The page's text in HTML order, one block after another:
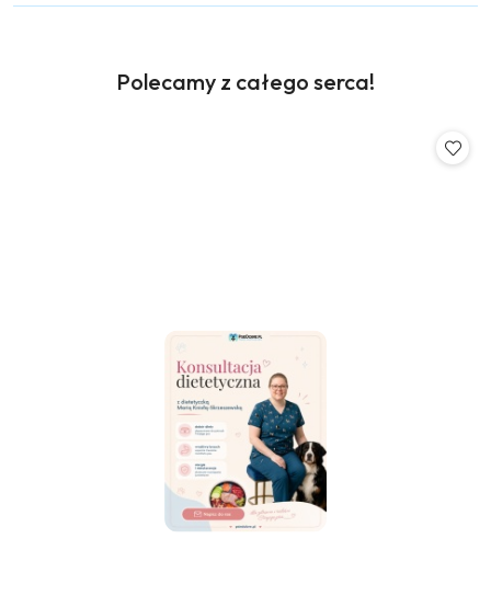
Pomiń karuzelę produktów
Produkty
Polecamy z całego serca!